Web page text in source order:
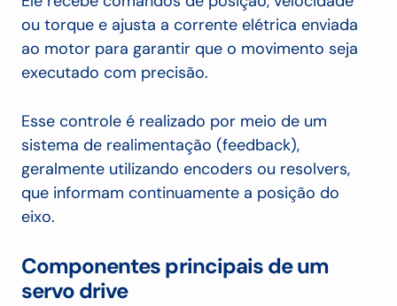
ou torque e ajusta a corrente elétrica enviada
ao motor para garantir que o movimento seja
executado com precisão.
Esse controle é realizado por meio de um
sistema de realimentação (feedback),
geralmente utilizando encoders ou resolvers,
que informam continuamente a posição do
eixo.
Componentes principais de um
servo drive